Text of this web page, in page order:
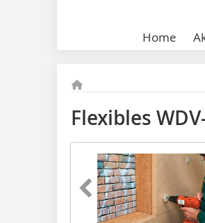
Home
Flexibles